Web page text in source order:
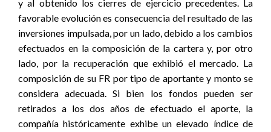
y al obtenido los cierres de ejercicio precedentes. La
favorable evolución es consecuencia del resultado de las
inversiones impulsada, por un lado, debido a los cambios
efectuados en la composición de la cartera y, por otro
lado, por la recuperación que exhibió el mercado. La
composición de su FR por tipo de aportante y monto se
considera adecuada. Si bien los fondos pueden ser
retirados a los dos años de efectuado el aporte, la
compañía históricamente exhibe un elevado índice de